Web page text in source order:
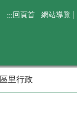
:::回頁首 網站導覽
區里行政